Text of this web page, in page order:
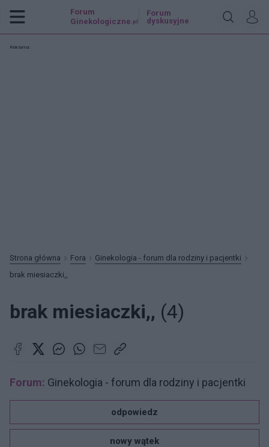
Forum
Ginekologiczne .pl
Forum
dyskusyjne
Reklama:
Strona główna Fora
Ginekologia - forum dla rodziny i pacjentki
brak miesiaczki,,
brak miesiaczki,, (4)
Forum: Ginekologia - forum dla rodziny i pacjentki
odpowiedz
nowy wątek